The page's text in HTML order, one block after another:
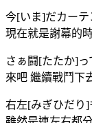
今[いま]だカーテ
現在就是謝幕的
さぁ闘[たたか]っ
來吧 繼續戰鬥下
右左[みぎひだり